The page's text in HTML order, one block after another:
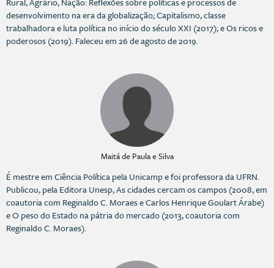
desenvolvimento na era da globalização; Capitalismo, classe
trabalhadora e luta política no início do século XXI (2017); e Os ricos e
poderosos (2019). Faleceu em 26 de agosto de 2019.
Maitá de Paula e Silva
É mestre em Ciência Política pela Unicamp e foi professora da UFRN.
Publicou, pela Editora Unesp, As cidades cercam os campos (2008, em
coautoria com Reginaldo C. Moraes e Carlos Henrique Goulart Árabe)
e O peso do Estado na pátria do mercado (2013, coautoria com
Reginaldo C. Moraes).